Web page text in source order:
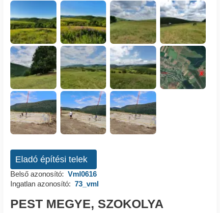
Eladó építési telek
Belső azonosító: Vml0616
Ingatlan azonosító: 73_vml
PEST MEGYE, SZOKOLYA